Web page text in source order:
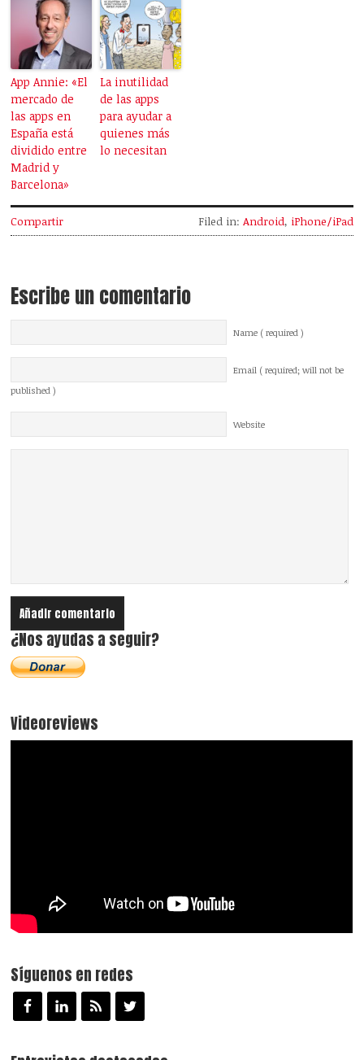
App Annie: «El
mercado de
las apps en
España está
dividido entre
Madrid y
Barcelona»
La inutilidad
de las apps
para ayudar a
quienes más
lo necesitan
Compartir Filed in: Android, iPhone/iPad
Escribe un comentario
Name ( required )
Email ( required; will not be
published )
Website
¿Nos ayudas a seguir?
Videoreviews
Síguenos en redes